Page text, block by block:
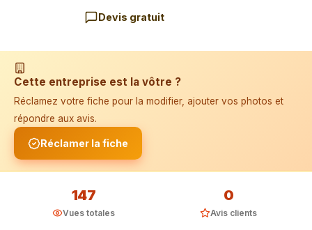
Devis gratuit
Cette entreprise est la vôtre ?
Réclamez votre fiche pour la modifier, ajouter vos photos et
répondre aux avis.
Réclamer la fiche
147
Vues totales
0
Avis clients